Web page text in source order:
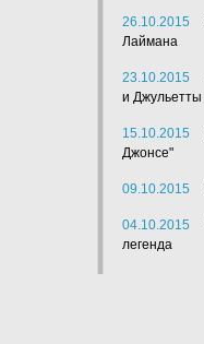
26.10.2015
Лаймана
23.10.2015
и Джульетты
15.10.2015
Джонсе"
09.10.2015
04.10.2015
легенда